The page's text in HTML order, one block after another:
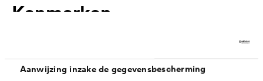
Aanwijzing inzake de gegevensbescherming
Kenmerken
Vullende, gladde vloei